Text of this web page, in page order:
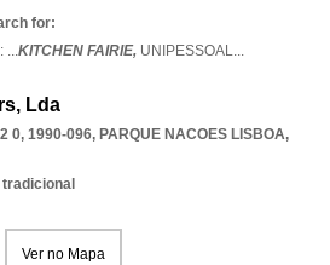
for:
...KITCHEN FAIRIE, UNIPESSOAL...
Lda
0, 1990-096, PARQUE NACOES LISBOA,
Ver no Mapa